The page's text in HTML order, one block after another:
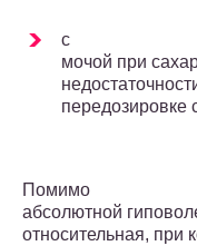
с
мочой при
пере­дозировке
Помимо
абсолютной
относительная, при